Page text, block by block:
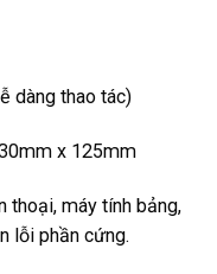
dàng thao tác)
x 125mm
thoại, máy tính bảng,
lỗi phần cứng.